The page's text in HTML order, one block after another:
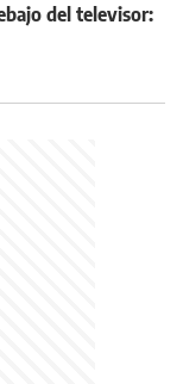
del televisor: